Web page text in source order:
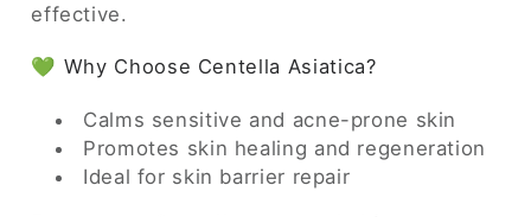
effective.
💚 Why Choose Centella Asiatica?
Calms sensitive and acne-prone skin
Promotes skin healing and regeneration
Ideal for skin barrier repair